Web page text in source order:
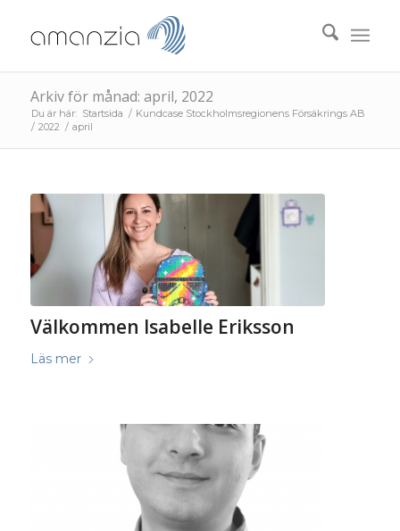
Arkiv för månad: april, 2022
Du är här: Startsida / Kundcase Stockholmsregionens Försäkrings AB
/ 2022 / april
Välkommen Isabelle Eriksson
Läs mer